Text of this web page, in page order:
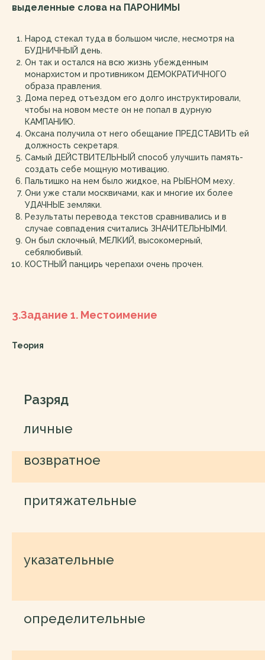
выделенные слова на ПАРОНИМЫ
Народ стекал туда в большом числе, несмотря на
БУДНИЧНЫЙ день.
Он так и остался на всю жизнь убежденным
монархистом и противником ДЕМОКРАТИЧНОГО
образа правления.
Дома перед отъездом его долго инструктировали,
чтобы на новом месте он не попал в дурную
КАМПАНИЮ.
Оксана получила от него обещание ПРЕДСТАВИТЬ ей
должность секретаря.
Самый ДЕЙСТВИТЕЛЬНЫЙ способ улучшить память-
создать себе мощную мотивацию.
Пальтишко на нем было жидкое, на РЫБНОМ меху.
Они уже стали москвичами, как и многие их более
УДАЧНЫЕ земляки.
Результаты перевода текстов сравнивались и в
случае совпадения считались ЗНАЧИТЕЛЬНЫМИ.
Он был склочный, МЕЛКИЙ, высокомерный,
себялюбивый.
КОСТНЫЙ панцирь черепахи очень прочен.
3.Задание 1. Местоимение
Теория
Разряд
личные
возвратное
притяжательные
указательные
определительные